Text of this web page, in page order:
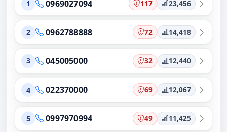
1 0969027094 117 23,456
2 0962788888 72 14,418
3 045005000 32 12,440
4 022370000 69 12,067
5 0997970994 49 11,425